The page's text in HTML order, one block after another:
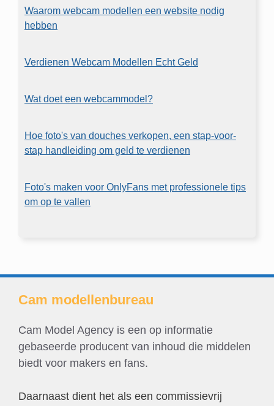
Waarom webcam modellen een website nodig
hebben
Verdienen Webcam Modellen Echt Geld
Wat doet een webcammodel?
Hoe foto's van douches verkopen, een stap-voor-
stap handleiding om geld te verdienen
Foto's maken voor OnlyFans met professionele tips
om op te vallen
Cam modellenbureau
Cam Model Agency is een op informatie
gebaseerde producent van inhoud die middelen
biedt voor makers en fans.
Daarnaast dient het als een commissievrij